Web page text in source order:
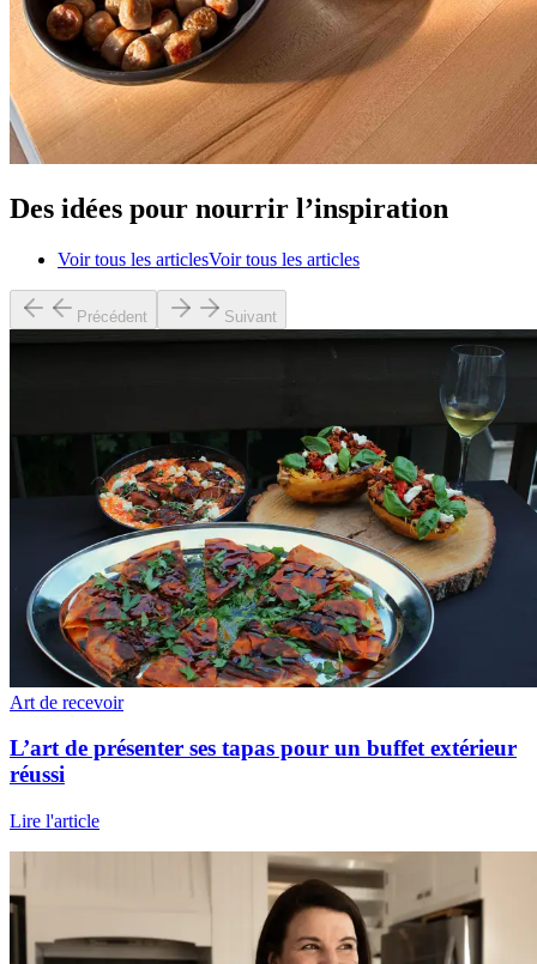
Des idées pour nourrir l’inspiration
Voir tous les articlesVoir tous les articles
Précédent Suivant
Art de recevoir
L’art de présenter ses tapas pour un buffet extérieur
réussi
Lire l'article